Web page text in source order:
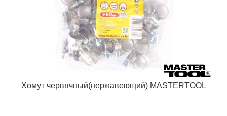
Электрический
ок.150 мм
Габариты упаковки: 260x150x30 мм
370 г
Подробнее...
Хомут червячный(нержавеющий) MASTERTOOL